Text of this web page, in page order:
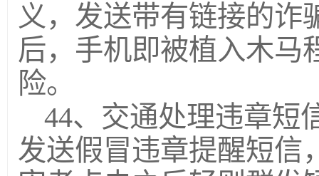
义，发送带有链接的诈
后，手机即被植入木马
险。
44、交通处理违章短
发送假冒违章提醒短信